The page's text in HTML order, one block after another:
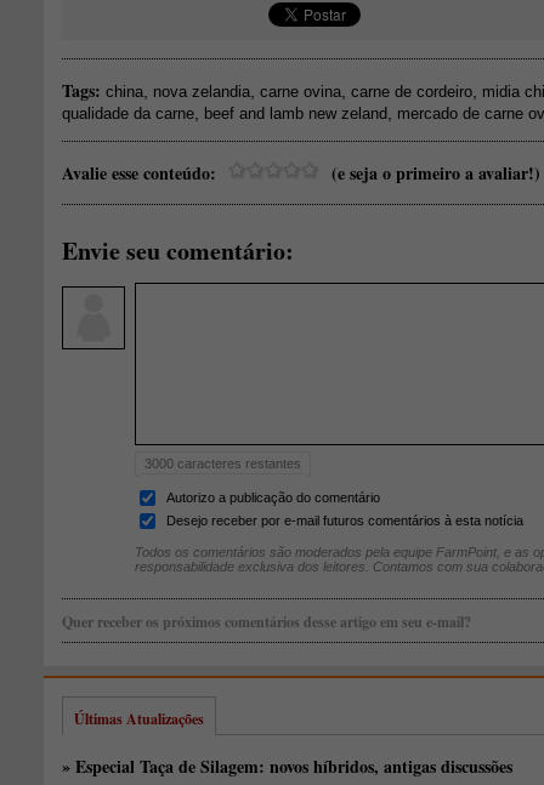
Tags: china nova zelandia carne ovina carne de cordeiro midia
qualidade da carne
beef and lamb new zeland mercado de carne
Avalie esse conteúdo: (e seja o primeiro a avaliar!)
Envie seu comentário:
3000 caracteres restantes
Autorizo a publicação do comentário
Desejo receber por e-mail futuros comentários à esta notícia
Todos os comentários são moderados pela equipe FarmPoint, e as
responsabilidade exclusiva dos leitores. Contamos com sua
Quer receber os próximos comentários desse artigo em seu e-mail?
Últimas Atualizações
» Especial Taça de Silagem: novos híbridos, antigas discussões